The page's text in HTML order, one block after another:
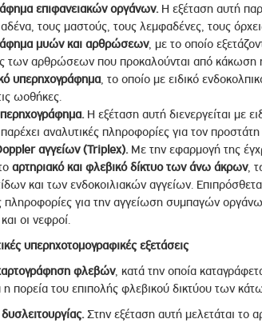
επιφανειακών οργάνων.Η εξέταση αυτή
τους μαστούς, τους λεμφαδένες, τους
μυών και αρθρώσεων, με το οποίο
των αρθρώσεων που προκαλούνται από κάκωση
υπερηχογράφημα, το οποίο με ειδικό
ωοθήκες.
Η εξέταση αυτή διενεργείται με
αναλυτικές πληροφορίες για τον
αγγείων (Triplex).Με την εφαρμογή της
αρτηριακό και φλεβικό δίκτυο των άνω άκρων,
και των ενδοκοιλιακών αγγείων.
πληροφορίες για την αγγείωση συμπαγών
οι νεφροί.
υπερηχοτομογραφικές εξετάσεις
φλεβών, κατά την οποία
πορεία του επιπολής φλεβικού δικτύου των
Στην εξέταση αυτή μελετάται το